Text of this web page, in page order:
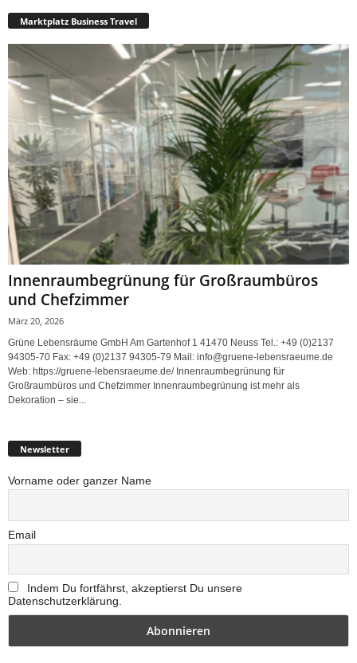
Marktplatz Business Travel
Innenraumbegrünung für Großraumbüros
und Chefzimmer
März 20, 2026
Grüne Lebensräume GmbH Am Gartenhof 1 41470 Neuss Tel.: +49 (0)2137
94305-70 Fax: +49 (0)2137 94305-79 Mail: info@gruene-lebensraeume.de
Web: https://gruene-lebensraeume.de/ Innenraumbegrünung für
Großraumbüros und Chefzimmer Innenraumbegrünung ist mehr als
Dekoration – sie...
Newsletter
Vorname oder ganzer Name
Email
Indem Du fortfährst, akzeptierst Du unsere
Datenschutzerklärung.